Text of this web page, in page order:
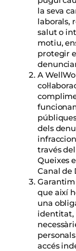
la seva
laborals,
salut o
motiu,
protegir
A
dels
través
Queixes
Canal de
que així
una
identitat,
accés